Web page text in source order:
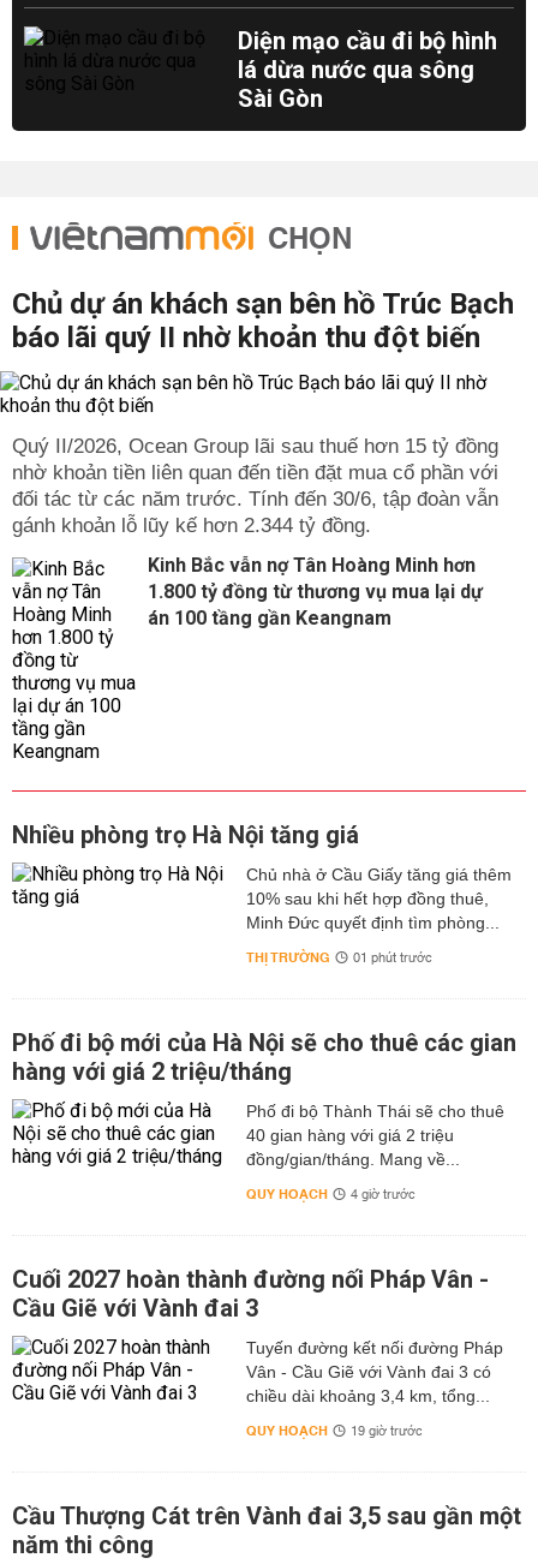
Diện mạo cầu đi bộ hình
lá dừa nước qua sông
Sài Gòn
CHỌN
Chủ dự án khách sạn bên hồ Trúc Bạch
báo lãi quý II nhờ khoản thu đột biến
Quý II/2026, Ocean Group lãi sau thuế hơn 15 tỷ đồng
nhờ khoản tiền liên quan đến tiền đặt mua cổ phần với
đối tác từ các năm trước. Tính đến 30/6, tập đoàn vẫn
gánh khoản lỗ lũy kế hơn 2.344 tỷ đồng.
Kinh Bắc vẫn nợ Tân Hoàng Minh hơn
1.800 tỷ đồng từ thương vụ mua lại dự
án 100 tầng gần Keangnam
Nhiều phòng trọ Hà Nội tăng giá
Chủ nhà ở Cầu Giấy tăng giá thêm
10% sau khi hết hợp đồng thuê,
Minh Đức quyết định tìm phòng...
THỊ TRƯỜNG 01 phút trước
Phố đi bộ mới của Hà Nội sẽ cho thuê các gian
hàng với giá 2 triệu/tháng
Phố đi bộ Thành Thái sẽ cho thuê
40 gian hàng với giá 2 triệu
đồng/gian/tháng. Mang về...
QUY HOẠCH 4 giờ trước
Cuối 2027 hoàn thành đường nối Pháp Vân -
Cầu Giẽ với Vành đai 3
Tuyến đường kết nối đường Pháp
Vân - Cầu Giẽ với Vành đai 3 có
chiều dài khoảng 3,4 km, tổng...
QUY HOẠCH 19 giờ trước
Cầu Thượng Cát trên Vành đai 3,5 sau gần một
năm thi công